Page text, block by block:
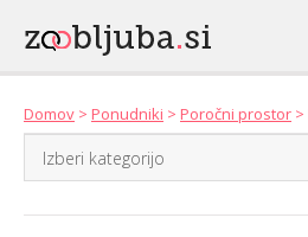
Domov > Ponudniki > Poročni prostor >